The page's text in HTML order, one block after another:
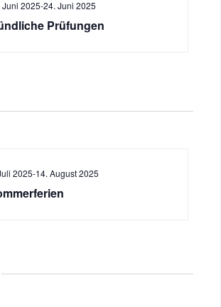
Prüfungen
Juni 2025-24. Juni 2025
2025-14. August 2025